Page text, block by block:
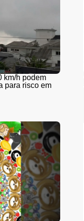
km/h podem
para risco em